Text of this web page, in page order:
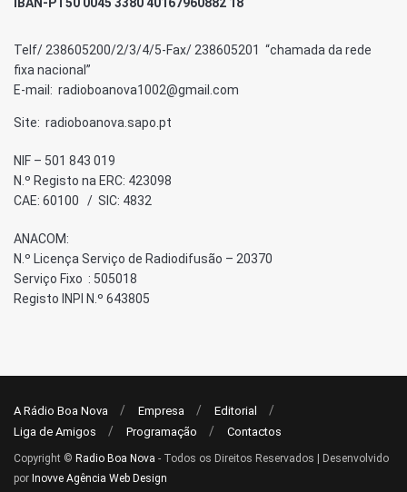
Telf/ 238605200/2/3/4/5-Fax/ 238605201 “chamada da rede
fixa nacional”
E-mail: radioboanova1002@gmail.com
Site: radioboanova.sapo.pt
NIF – 501 843 019
N.º Registo na ERC: 423098
CAE: 60100 / SIC: 4832
ANACOM:
N.º Licença Serviço de Radiodifusão – 20370
Serviço Fixo : 505018
Registo INPI N.º 643805
A Rádio Boa Nova Empresa
Editorial
Liga de Amigos
Programação Contactos
Copyright © Radio Boa Nova - Todos os Direitos Reservados | Desenvolvido
por Inovve Agência Web Design